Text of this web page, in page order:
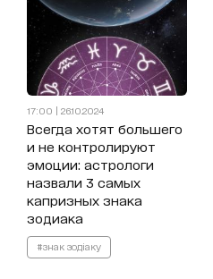
17:00 | 26.10.2024
Всегда хотят большего
и не контролируют
эмоции: астрологи
назвали 3 самых
капризных знака
зодиака
#знак зодіаку